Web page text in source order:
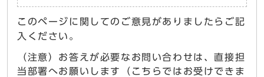
このページに関してのご意見がありましたらご記
入ください。
（注意）お答えが必要なお問い合わせは、直接担
当部署へお願いします（こちらではお受けできま